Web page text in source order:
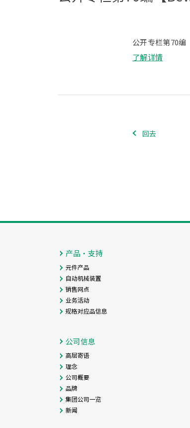
公开专栏第70编
了解详情
回去
产品・支持
元件产品
自动机械装置
销售网点
业务活动
规格对应品信息
公司信息
高层寄语
理念
公司概要
品牌
集团公司一览
新闻